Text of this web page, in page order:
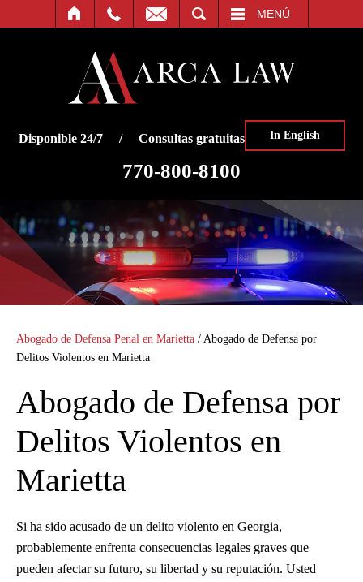
MENÚ
Disponible 24/7 / Consultas gratuitas In English
770-800-8100
Abogado de Defensa Penal en Marietta / Abogado de Defensa por
Delitos Violentos en Marietta
Abogado de Defensa por
Delitos Violentos en
Marietta
Si ha sido acusado de un delito violento en Georgia,
probablemente enfrenta consecuencias legales graves que
pueden afectar su futuro, su libertad y su reputación. Usted